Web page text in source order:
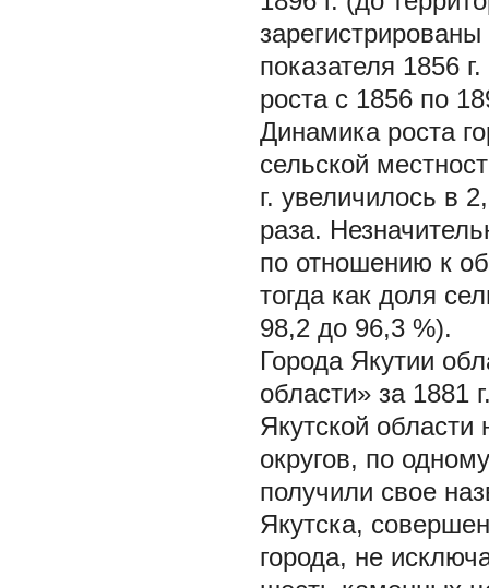
показателя 1856
роста с 1856 по
Динамика роста
сельской
г. увеличилось в
раза.
по отношению к
тогда как доля
98,2 до 96,3 %).
Города Якутии
области» за 1881
Якутской области
округов, по
получили свое
Якутска,
города, не